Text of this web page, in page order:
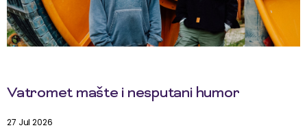
Vatromet mašte i nesputani humor
27 Jul 2026